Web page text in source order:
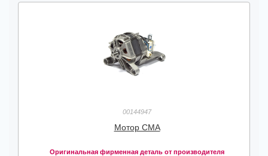
00144947
Мотор СМА
Оригинальная фирменная деталь от производителя